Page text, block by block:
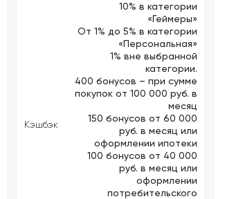
Кэшбэк
10% в категории
«Геймеры»
От 1% до 5% в категории
«Персональная»
1% вне выбранной
категории.
400 бонусов – при сумме
покупок от 100 000 руб. в
месяц
150 бонусов от 60 000
руб. в месяц или
оформлении ипотеки
100 бонусов от 40 000
руб. в месяц или
оформлении
потребительского